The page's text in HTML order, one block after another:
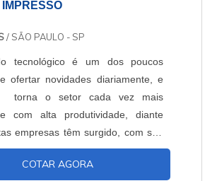
/ SÃO PAULO - SP
tecnológico é um dos poucos
ofertar novidades diariamente, e
torna o setor cada vez mais
com alta produtividade, diante
empresas têm surgido, com sua
para desenvolvido de itens,
componentes eletrônicos. Alguns
COTAR AGORA